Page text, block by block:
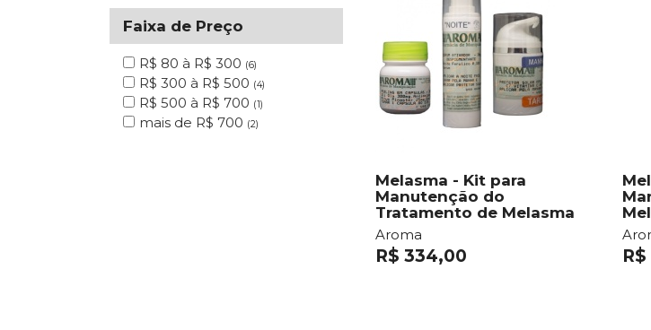
Faixa de Preço
R$ 80 à R$ 300 (6)
R$ 300 à R$ 500 (4)
R$ 500 à R$ 700 (1)
mais de R$ 700 (2)
Melasma - Kit para
Manutenção do
Tratamento de Melasma
Aroma
R$ 334,00